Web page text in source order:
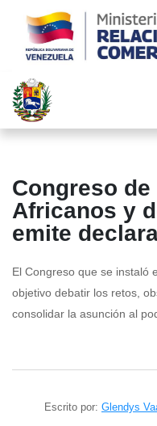
Congreso de
Africanos y
emite
El Congreso que se instaló
objetivo debatir los retos,
consolidar la asunción al
Escrito por: Glendys